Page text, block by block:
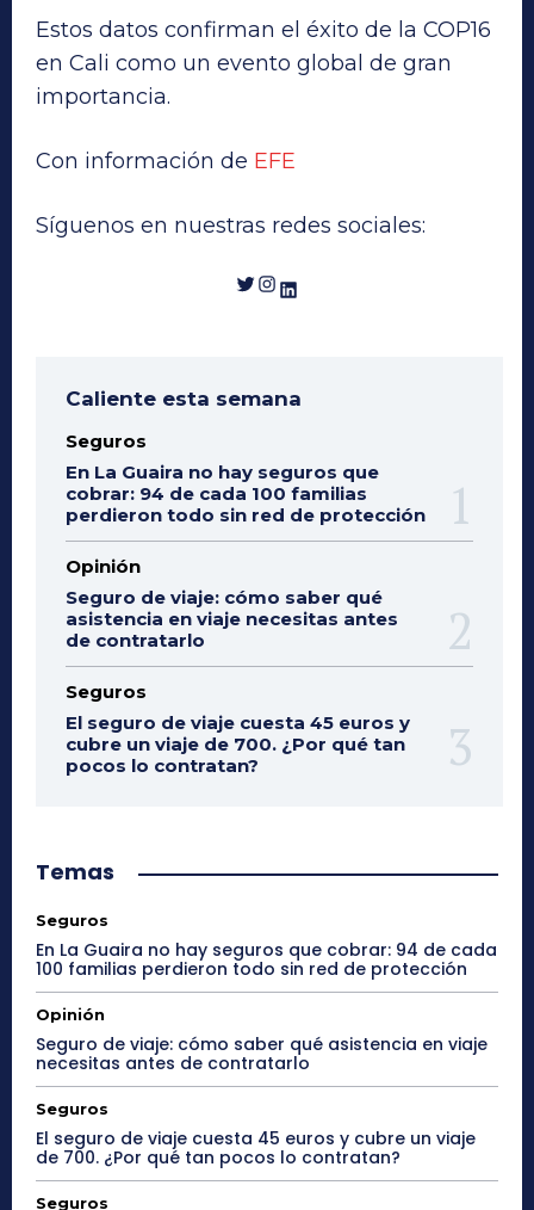
Estos datos confirman el éxito de la COP16
en Cali como un evento global de gran
importancia.
Con información de EFE
Síguenos en nuestras redes sociales:
Twitter InstagramLinkedIn
Caliente esta semana
Seguros
En La Guaira no hay seguros que
cobrar: 94 de cada 100 familias
perdieron todo sin red de protección
Opinión
Seguro de viaje: cómo saber qué
asistencia en viaje necesitas antes
de contratarlo
Seguros
El seguro de viaje cuesta 45 euros y
cubre un viaje de 700. ¿Por qué tan
pocos lo contratan?
Temas
Seguros
En La Guaira no hay seguros que cobrar: 94 de cada
100 familias perdieron todo sin red de protección
Opinión
Seguro de viaje: cómo saber qué asistencia en viaje
necesitas antes de contratarlo
Seguros
El seguro de viaje cuesta 45 euros y cubre un viaje
de 700. ¿Por qué tan pocos lo contratan?
Seguros